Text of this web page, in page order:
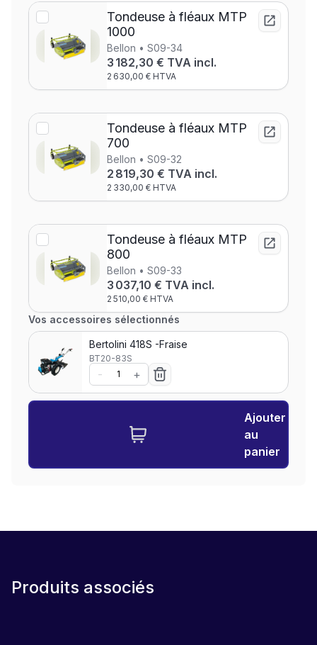
Tondeuse à fléaux MTP
1000
Bellon • S09-34
3 182,30 € TVA incl.
2 630,00 € HTVA
Tondeuse à fléaux MTP
700
Bellon • S09-32
2 819,30 € TVA incl.
2 330,00 € HTVA
Tondeuse à fléaux MTP
800
Bellon • S09-33
3 037,10 € TVA incl.
2 510,00 € HTVA
Vos accessoires sélectionnés
Bertolini 418S -Fraise
BT20-83S
- +
Ajouter
au
panier
Produits associés